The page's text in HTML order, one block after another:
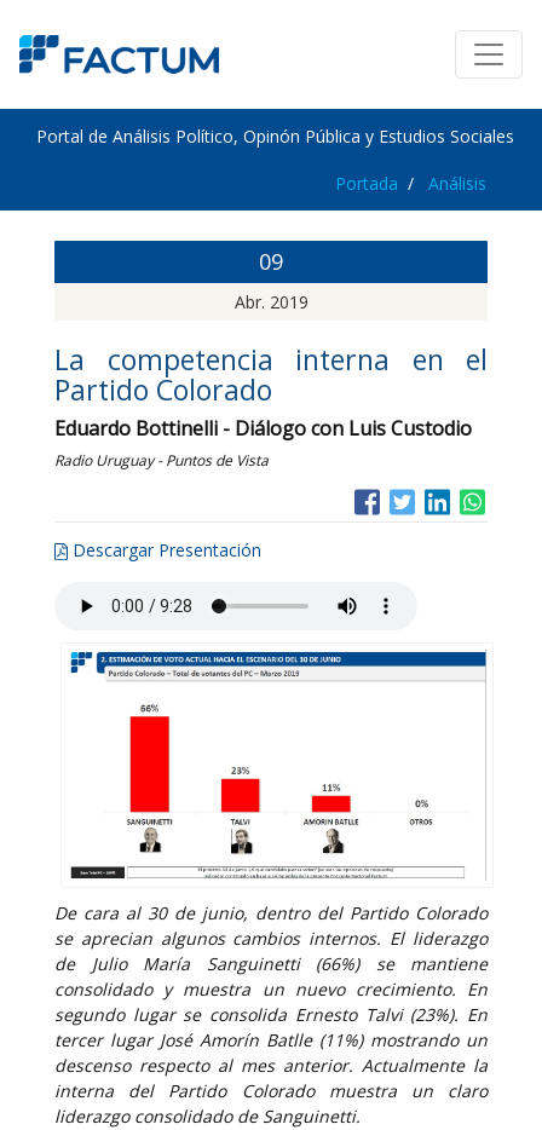
Portal de Análisis Político, Opinón Pública y Estudios Sociales
Portada Análisis
09
Abr. 2019
La competencia interna en el
Partido Colorado
Eduardo Bottinelli - Diálogo con Luis Custodio
Radio Uruguay - Puntos de Vista
Descargar Presentación
De cara al 30 de junio, dentro del Partido Colorado
se aprecian algunos cambios internos. El liderazgo
de Julio María Sanguinetti (66%) se mantiene
consolidado y muestra un nuevo crecimiento. En
segundo lugar se consolida Ernesto Talvi (23%). En
tercer lugar José Amorín Batlle (11%) mostrando un
descenso respecto al mes anterior. Actualmente la
interna del Partido Colorado muestra un claro
liderazgo consolidado de Sanguinetti.